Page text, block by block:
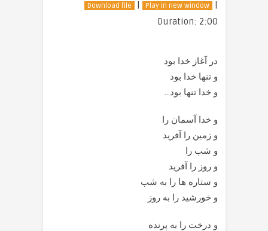
Download file | Play in new window
|
Duration: 2:00
در آغاز خدا بود
و تنها خدا بود
و خدا تنها بود…
و خدا آسمان را
و زمین را آفرید
و شب را
و روز را آفرید
و ستاره ها را به شب
و خورشید را به روز
و درخت را به پرنده